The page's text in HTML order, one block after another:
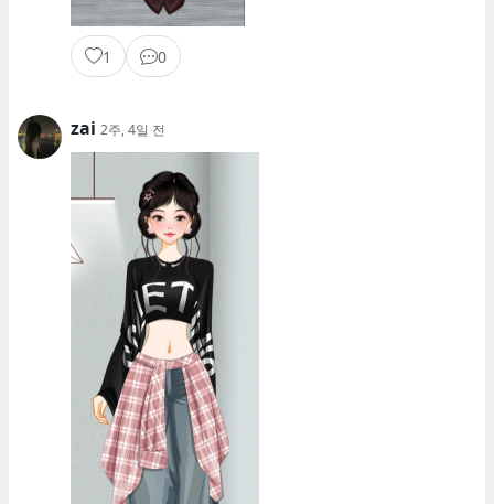
1 0
zai 2주, 4일 전